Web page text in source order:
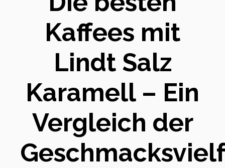
Kaffees mit
Lindt Salz
Karamell – Ein
Vergleich der